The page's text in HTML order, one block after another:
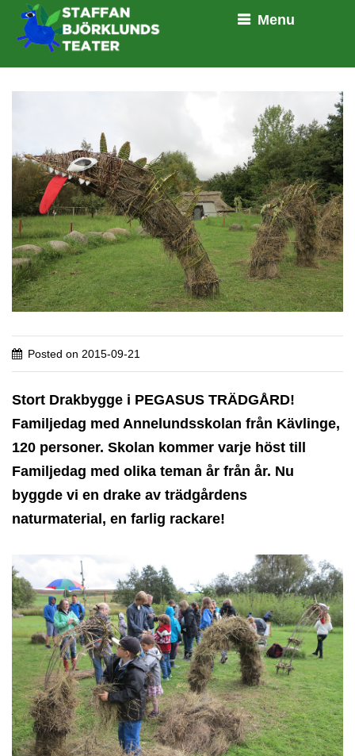
Menu
Posted on 2015-09-21
Stort Drakbygge i PEGASUS TRÄDGÅRD!
Familjedag med Annelundsskolan från Kävlinge,
120 personer. Skolan kommer varje höst till
Familjedag med olika teman år från år. Nu
byggde vi en drake av trädgårdens
naturmaterial, en farlig rackare!